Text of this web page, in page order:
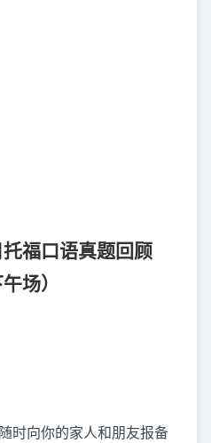
福口语真题回顾
午场）
时向你的家人和朋友报备